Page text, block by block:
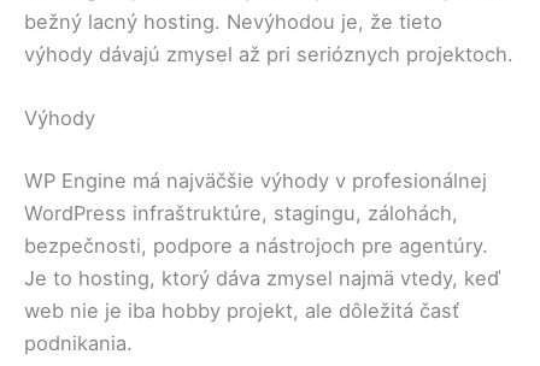
bežný lacný hosting. Nevýhodou je, že tieto
výhody dávajú zmysel až pri serióznych projektoch.
Výhody
WP Engine má najväčšie výhody v profesionálnej
WordPress infraštruktúre, stagingu, zálohách,
bezpečnosti, podpore a nástrojoch pre agentúry.
Je to hosting, ktorý dáva zmysel najmä vtedy, keď
web nie je iba hobby projekt, ale dôležitá časť
podnikania.